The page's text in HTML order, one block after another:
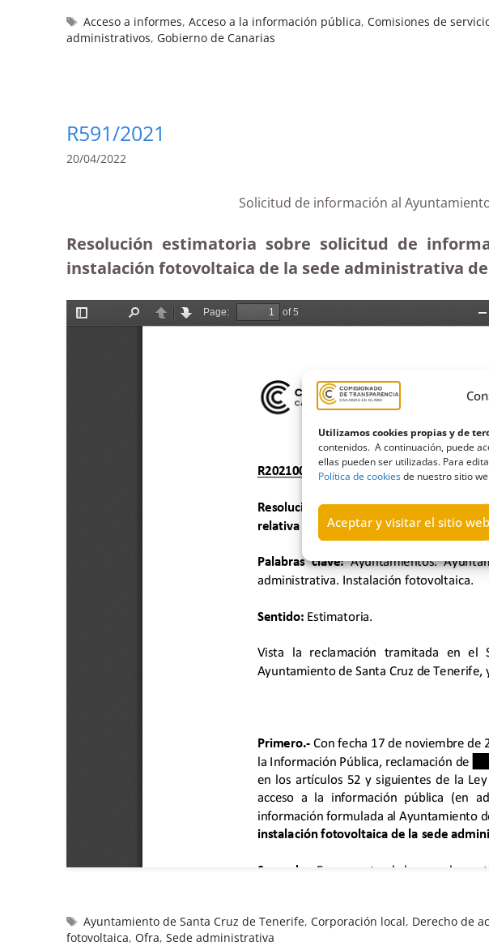
Utilizamos cookies propias y de
contenidos. A continuación, puede
ellas pueden ser utilizadas. Para
Política de cookiesde nuestro sitio
Aceptar y visitar el sitio web
Acceso a informes,Acceso a la información pública,Comisiones de
administrativos, Gobierno de Canarias
R591/2021
20/04/2022
Solicitud de información al
Resolución estimatoria sobre solicitud de
instalación fotovoltaica de la sede administrativa
Ayuntamiento de Santa Cruz de Tenerife,Corporación local, Derecho de
fotovoltaica, Ofra, Sede administrativa